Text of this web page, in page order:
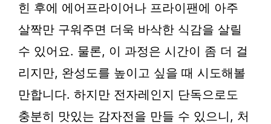
힌 후에 에어프라이어나 프라이팬에 아주
살짝만 구워주면 더욱 바삭한 식감을 살릴
수 있어요. 물론, 이 과정은 시간이 좀 더 걸
리지만, 완성도를 높이고 싶을 때 시도해볼
만합니다. 하지만 전자레인지 단독으로도
충분히 맛있는 감자전을 만들 수 있으니, 처